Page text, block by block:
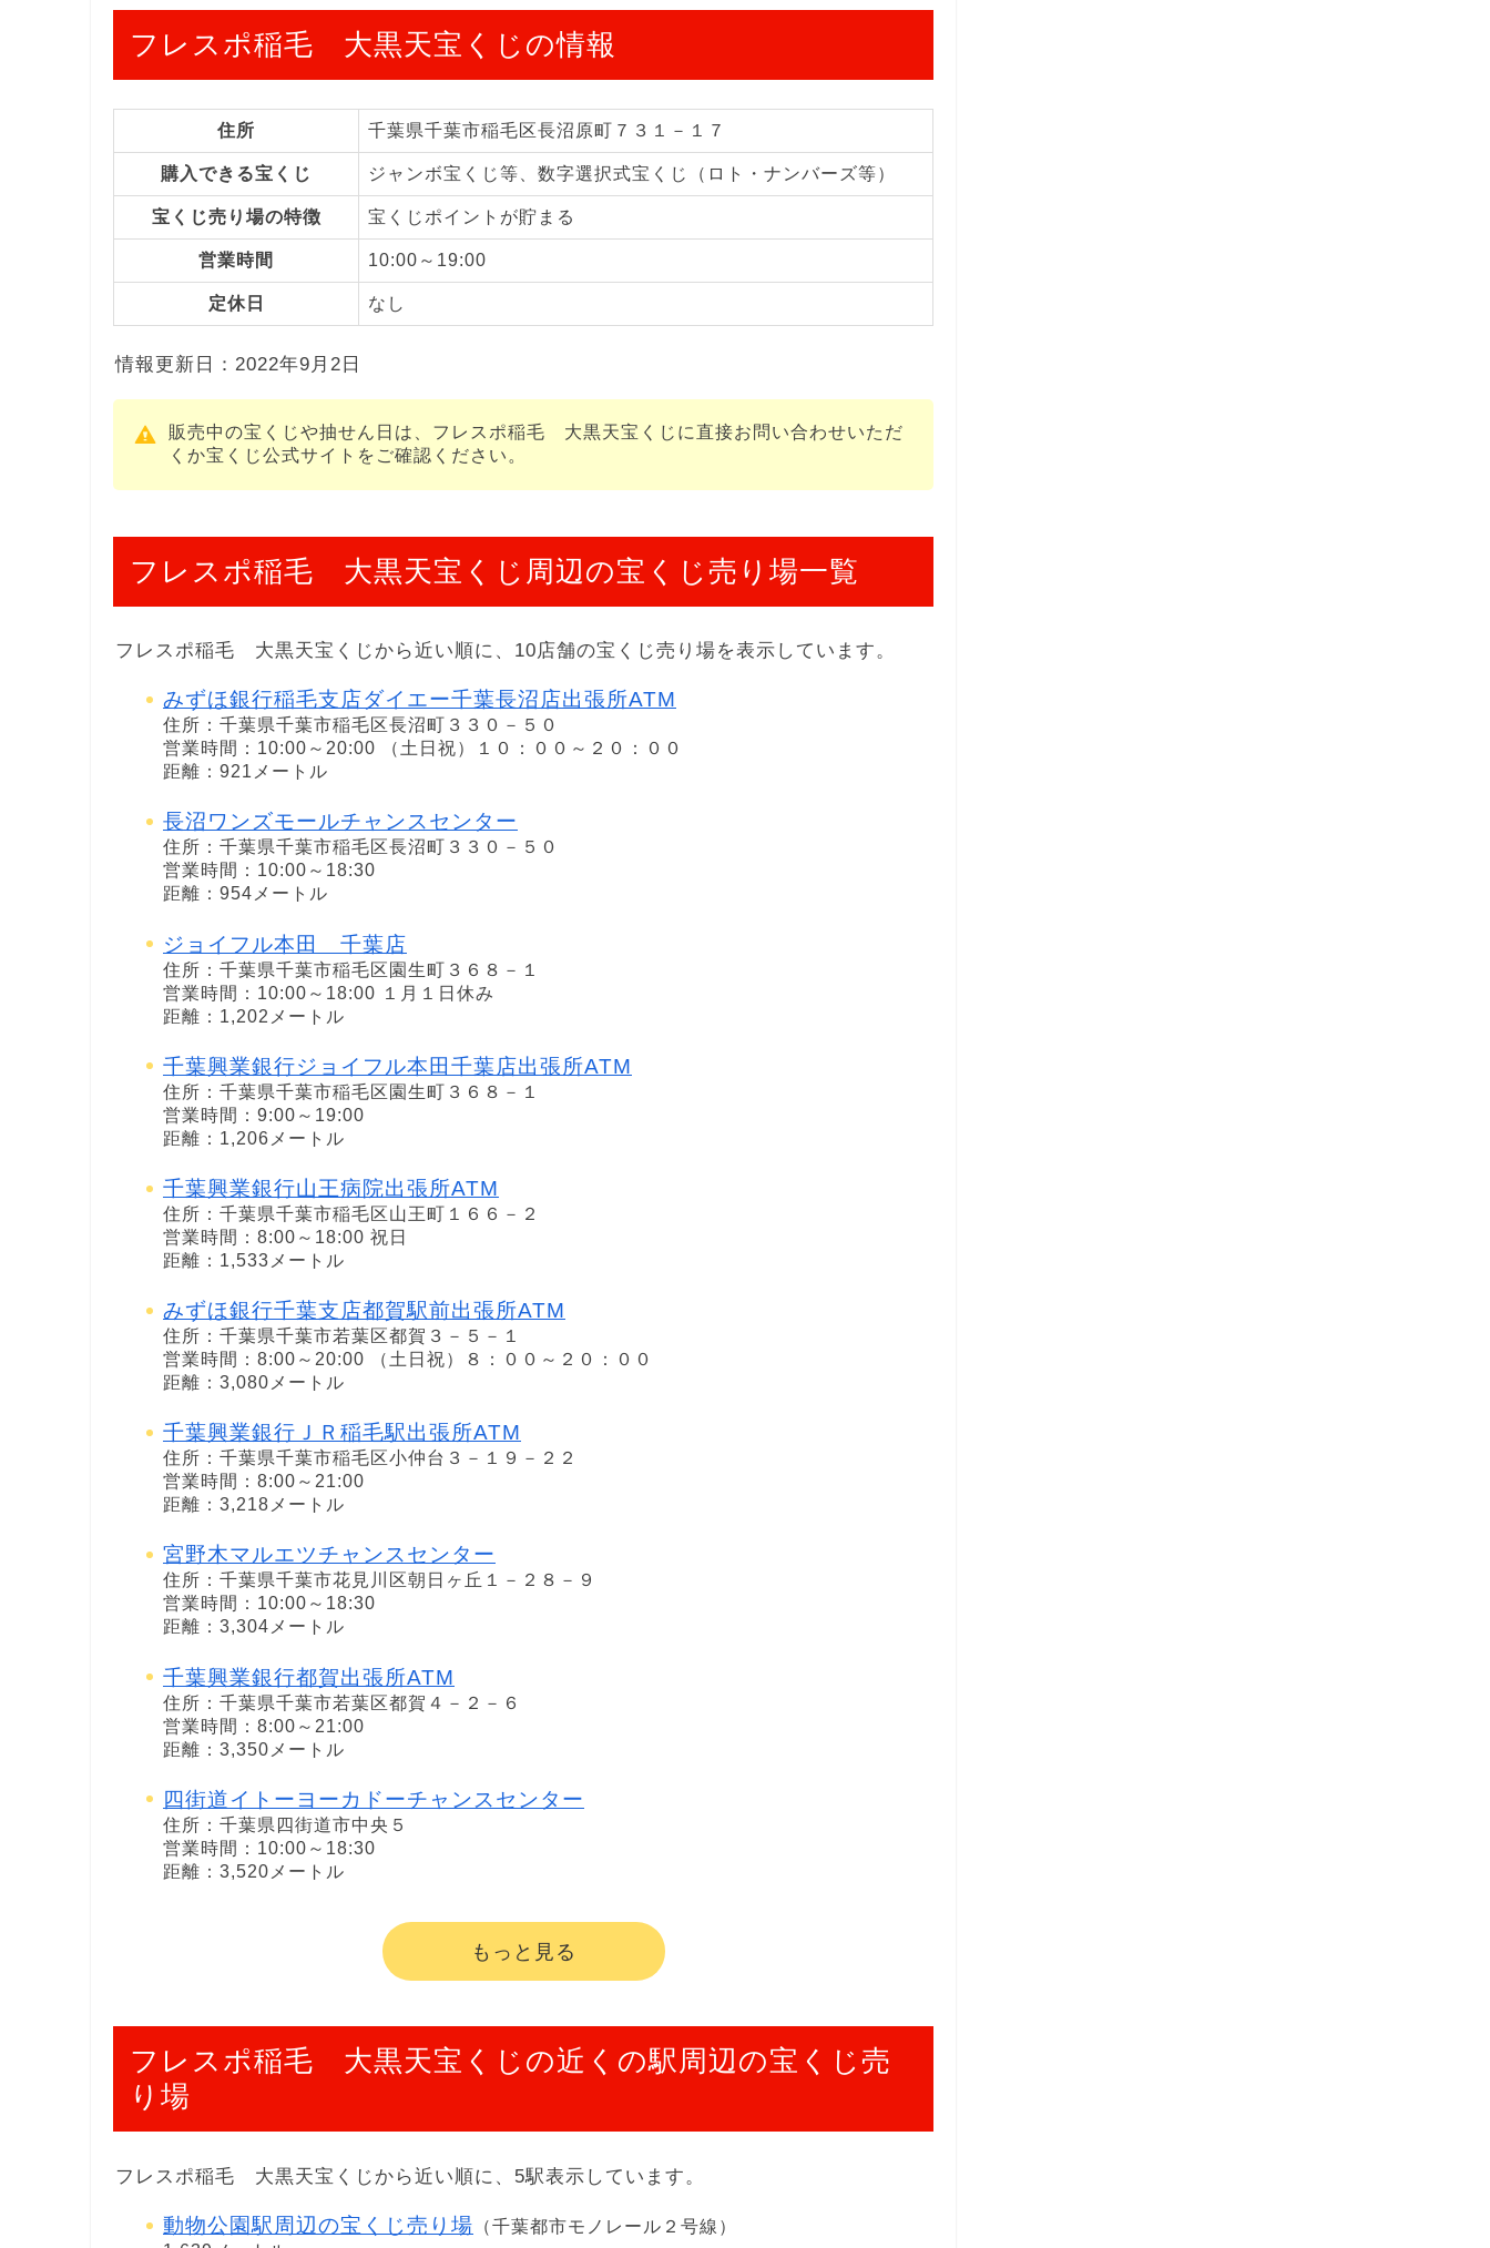
フレスポ稲毛 大黒天宝くじの情報
住所 千葉県千葉市稲毛区長沼原町７３１－１７
購入できる宝くじ ジャンボ宝くじ等、数字選択式宝くじ（ロト・ナンバーズ等）
宝くじ売り場の特徴 宝くじポイントが貯まる
営業時間 10:00～19:00
定休日 なし
情報更新日：2022年9月2日
販売中の宝くじや抽せん日は、フレスポ稲毛 大黒天宝くじに直接お問い合わせいただ
くか宝くじ公式サイトをご確認ください。
フレスポ稲毛 大黒天宝くじ周辺の宝くじ売り場一覧
フレスポ稲毛 大黒天宝くじから近い順に、10店舗の宝くじ売り場を表示しています。
みずほ銀行稲毛支店ダイエー千葉長沼店出張所ATM
住所：千葉県千葉市稲毛区長沼町３３０－５０
営業時間：10:00～20:00 （土日祝）１０：００～２０：００
距離：921メートル
長沼ワンズモールチャンスセンター
住所：千葉県千葉市稲毛区長沼町３３０－５０
営業時間：10:00～18:30
距離：954メートル
ジョイフル本田 千葉店
住所：千葉県千葉市稲毛区園生町３６８－１
営業時間：10:00～18:00 １月１日休み
距離：1,202メートル
千葉興業銀行ジョイフル本田千葉店出張所ATM
住所：千葉県千葉市稲毛区園生町３６８－１
営業時間：9:00～19:00
距離：1,206メートル
千葉興業銀行山王病院出張所ATM
住所：千葉県千葉市稲毛区山王町１６６－２
営業時間：8:00～18:00 祝日
距離：1,533メートル
みずほ銀行千葉支店都賀駅前出張所ATM
住所：千葉県千葉市若葉区都賀３－５－１
営業時間：8:00～20:00 （土日祝）８：００～２０：００
距離：3,080メートル
千葉興業銀行ＪＲ稲毛駅出張所ATM
住所：千葉県千葉市稲毛区小仲台３－１９－２２
営業時間：8:00～21:00
距離：3,218メートル
宮野木マルエツチャンスセンター
住所：千葉県千葉市花見川区朝日ヶ丘１－２８－９
営業時間：10:00～18:30
距離：3,304メートル
千葉興業銀行都賀出張所ATM
住所：千葉県千葉市若葉区都賀４－２－６
営業時間：8:00～21:00
距離：3,350メートル
四街道イトーヨーカドーチャンスセンター
住所：千葉県四街道市中央５
営業時間：10:00～18:30
距離：3,520メートル
もっと見る
フレスポ稲毛 大黒天宝くじの近くの駅周辺の宝くじ売
り場
フレスポ稲毛 大黒天宝くじから近い順に、5駅表示しています。
動物公園駅周辺の宝くじ売り場 （千葉都市モノレール２号線）